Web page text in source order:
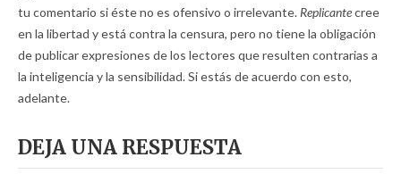
tu comentario si éste no es ofensivo o irrelevante. Replicantecree
en la libertad y está contra la censura, pero no tiene la obligación
de publicar expresiones de los lectores que resulten contrarias a
la inteligencia y la sensibilidad. Si estás de acuerdo con esto,
adelante.
DEJA UNA RESPUESTA